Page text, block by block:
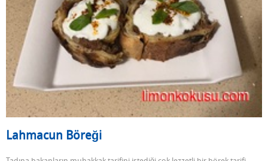
Lahmacun Böreği